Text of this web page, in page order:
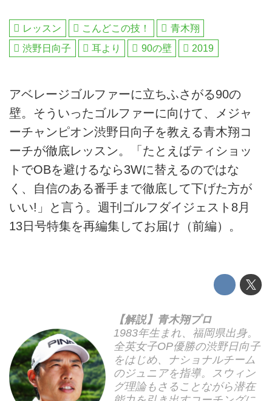
レッスン こんどこの技！
青木翔
渋野日向子
耳より 90の壁 2019
アベレージゴルファーに立ちふさがる90の
壁。そういったゴルファーに向けて、メジャ
ーチャンピオン渋野日向子を教える青木翔コ
ーチが徹底レッスン。「たとえばティショッ
トでOBを避けるなら3Wに替えるのではな
く、自信のある番手まで徹底して下げた方が
いい!」と言う。週刊ゴルフダイジェスト8月
13日号特集を再編集してお届け（前編）。
【解説】青木翔プロ
1983年生まれ、福岡県出身。
全英女子OP優勝の渋野日向子
をはじめ、ナショナルチーム
のジュニアを指導。スウィン
グ理論もさることながら潜在